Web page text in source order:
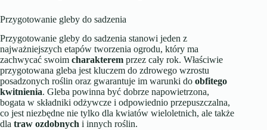
Przygotowanie gleby do sadzenia
Przygotowanie gleby do sadzenia stanowi jeden z
najważniejszych etapów tworzenia ogrodu, który ma
zachwycać swoim charakterem przez cały rok. Właściwie
przygotowana gleba jest kluczem do zdrowego wzrostu
posadzonych roślin oraz gwarantuje im warunki do obfitego
kwitnienia. Gleba powinna być dobrze napowietrzona,
bogata w składniki odżywcze i odpowiednio przepuszczalna,
co jest niezbędne nie tylko dla kwiatów wieloletnich, ale także
dla traw ozdobnych i innych roślin.